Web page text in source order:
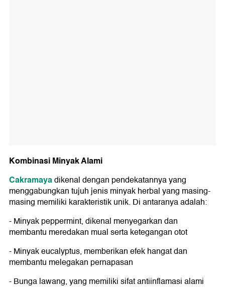
Kombinasi Minyak Alami
Cakramayadikenal dengan pendekatannya yang
menggabungkan tujuh jenis minyak herbal yang masing-
masing memiliki karakteristik unik. Di antaranya adalah:
- Minyak peppermint, dikenal menyegarkan dan
membantu meredakan mual serta ketegangan otot
- Minyak eucalyptus, memberikan efek hangat dan
membantu melegakan pernapasan
- Bunga lawang, yang memiliki sifat antiinflamasi alami